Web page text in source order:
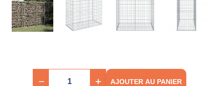
AJOUTER AU PANIER